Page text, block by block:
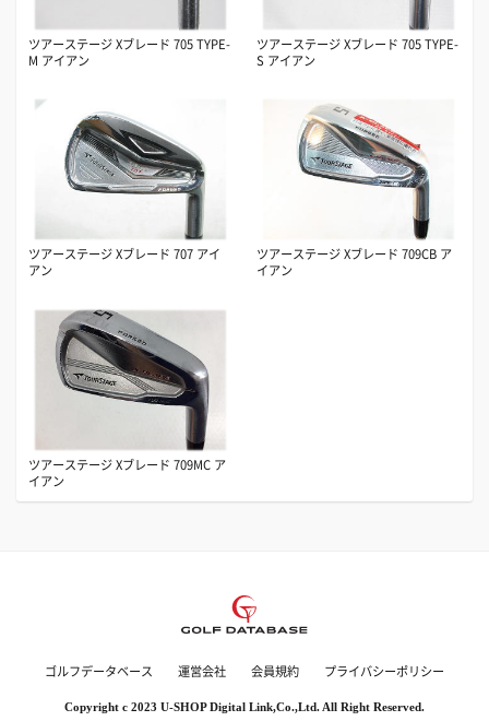
ツアーステージ Xブレード 705 TYPE-
M アイアン
ツアーステージ Xブレード 705 TYPE-
S アイアン
ツアーステージ Xブレード 707 アイ
アン
ツアーステージ Xブレード 709CB ア
イアン
ツアーステージ Xブレード 709MC ア
イアン
ゴルフデータベース 運営会社 会員規約 プライバシーポリシー
Copyright c 2023 U-SHOP Digital Link,Co.,Ltd. All Right Reserved.